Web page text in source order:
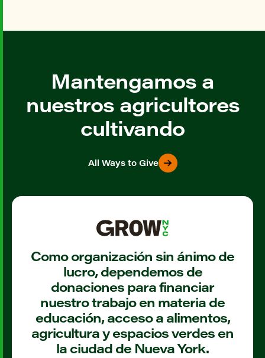
Mantengamos a
nuestros agricultores
cultivando
All Ways to Give
Como organización sin ánimo de
lucro, dependemos de
donaciones para financiar
nuestro trabajo en materia de
educación, acceso a alimentos,
agricultura y espacios verdes en
la ciudad de Nueva York.